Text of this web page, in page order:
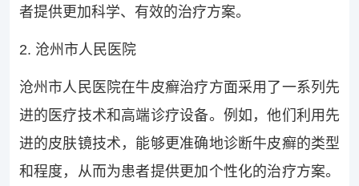
者提供更加科学、有效的治疗方案。
2. 沧州市人民医院
沧州市人民医院在牛皮癣治疗方面采用了一系列先
进的医疗技术和高端诊疗设备。例如，他们利用先
进的皮肤镜技术，能够更准确地诊断牛皮癣的类型
和程度，从而为患者提供更加个性化的治疗方案。